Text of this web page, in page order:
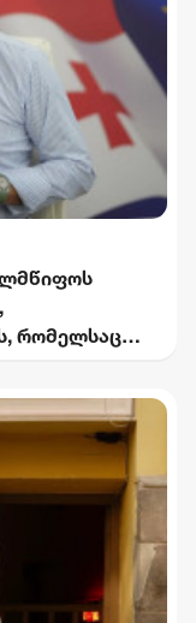
რომელსაც